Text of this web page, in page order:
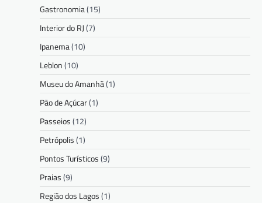
Gastronomia(15)
Interior do RJ(7)
Ipanema(10)
Leblon(10)
Museu do Amanhã(1)
Pão de Açúcar(1)
Passeios(12)
Petrópolis(1)
Pontos Turísticos(9)
Praias(9)
Região dos Lagos(1)